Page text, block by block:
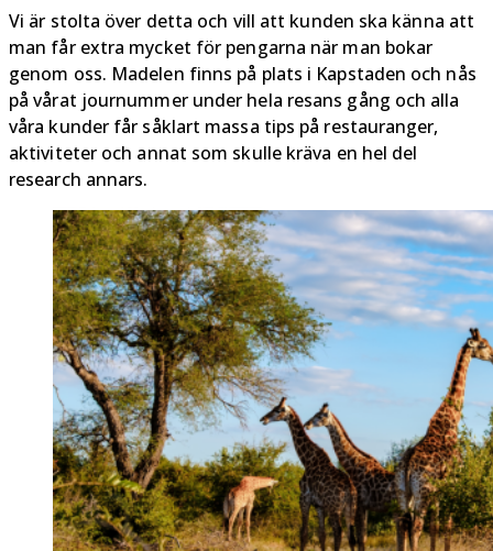
Vi är stolta över detta och vill att kunden ska känna att
man får extra mycket för pengarna när man bokar
genom oss. Madelen finns på plats i Kapstaden och nås
på vårat journummer under hela resans gång och alla
våra kunder får såklart massa tips på restauranger,
aktiviteter och annat som skulle kräva en hel del
research annars.